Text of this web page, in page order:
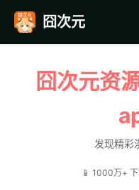
囧次元
囧次元资
发现精彩
📱 1000万+